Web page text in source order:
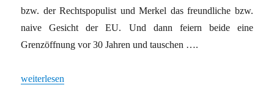
bzw. der Rechtspopulist und Merkel das freundliche bzw.
naive Gesicht der EU. Und dann feiern beide eine
Grenzöffnung vor 30 Jahren und tauschen ….
„Es begann mit einem rechten Picknick“
weiterlesen